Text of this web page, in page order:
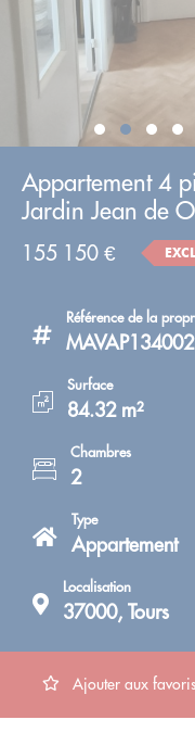
Appartement 4
Jardin Jean de
155 150 €
Référence de la
Surface
84.32 m²
Chambres
2
Type
Appartement
Localisation
37000, Tours
Ajouter aux favoris